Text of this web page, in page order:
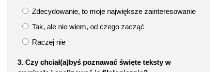
Zdecydowanie, to moje największe zainteresowanie
Tak, ale nie wiem, od czego zacząć
Raczej nie
3. Czy chciał(a)byś poznawać święte teksty w